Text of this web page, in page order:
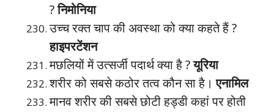
?निमोनिया
उच्च रक्त चाप की अवस्था को क्या कहते हैं ?
हाइपरटेंशन
मछलियों में उत्सर्जी पदार्थ क्या है ?यूरिया
शरीर को सबसे कठोर तत्व कौन सा है।एनामिल
मानव शरीर की सबसे छोटी हड्डी कहां पर होती